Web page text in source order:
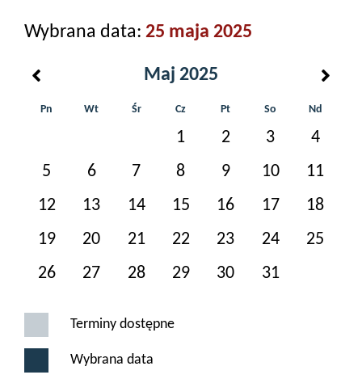
Wybrana data: 25 maja 2025
Maj 2025
Pn Wt Śr Cz Pt So Nd
1 2 3
4
5
6 7 8 9 10
11
12
13 14 15 16 17
18
19
20 21 22 23 24
25
26
27 28 29 30 31
Terminy dostępne
Wybrana data